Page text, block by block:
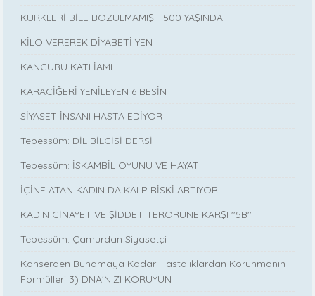
KÜRKLERİ BİLE BOZULMAMIŞ - 500 YAŞINDA
KİLO VEREREK DİYABETİ YEN
KANGURU KATLİAMI
KARACİĞERİ YENİLEYEN 6 BESİN
SİYASET İNSANI HASTA EDİYOR
Tebessüm: DİL BİLGİSİ DERSİ
Tebessüm: İSKAMBİL OYUNU VE HAYAT!
İÇİNE ATAN KADIN DA KALP RİSKİ ARTIYOR
KADIN CİNAYET VE ŞİDDET TERÖRÜNE KARŞI ''5B''
Tebessüm: Çamurdan Siyasetçi
Kanserden Bunamaya Kadar Hastalıklardan Korunmanın
Formülleri 3) DNA'NIZI KORUYUN